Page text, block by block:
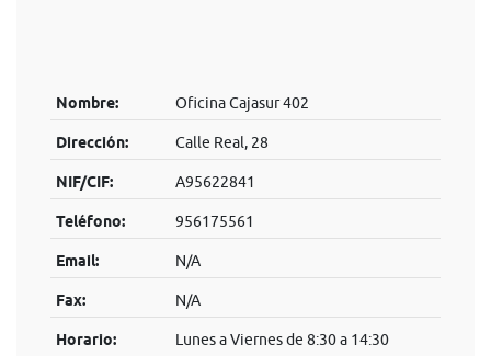
Nombre: Oficina Cajasur 402
Dirección: Calle Real, 28
NIF/CIF: A95622841
Teléfono: 956175561
Email: N/A
Fax: N/A
Horario: Lunes a Viernes de 8:30 a 14:30